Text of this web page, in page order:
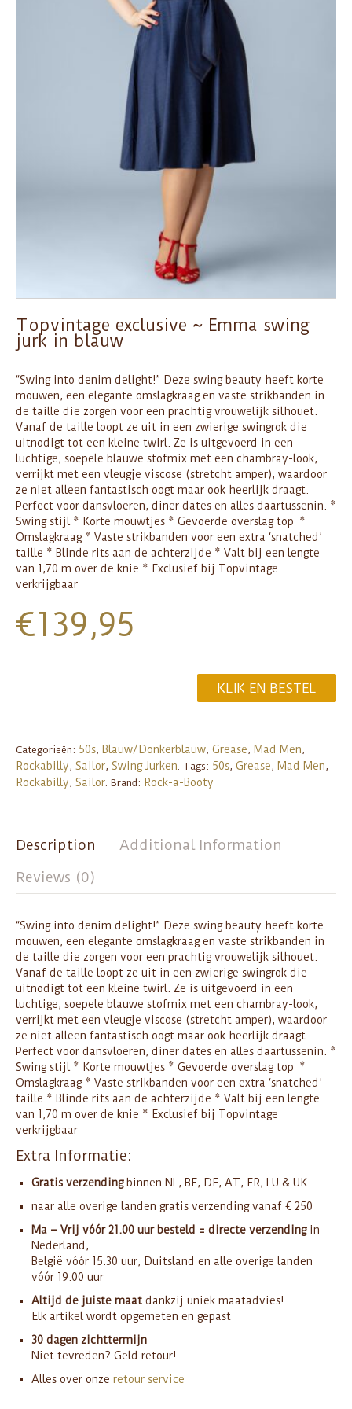
Topvintage exclusive ~ Emma swing
jurk in blauw
“Swing into denim delight!” Deze swing beauty heeft korte
mouwen, een elegante omslagkraag en vaste strikbanden in
de taille die zorgen voor een prachtig vrouwelijk silhouet.
Vanaf de taille loopt ze uit in een zwierige swingrok die
uitnodigt tot een kleine twirl. Ze is uitgevoerd in een
luchtige, soepele blauwe stofmix met een chambray-look,
verrijkt met een vleugje viscose (stretcht amper), waardoor
ze niet alleen fantastisch oogt maar ook heerlijk draagt.
Perfect voor dansvloeren, diner dates en alles daartussenin. *
Swing stijl * Korte mouwtjes * Gevoerde overslag top *
Omslagkraag * Vaste strikbanden voor een extra ‘snatched’
taille * Blinde rits aan de achterzijde * Valt bij een lengte
van 1,70 m over de knie * Exclusief bij Topvintage
verkrijgbaar
€139,95
KLIK EN BESTEL
Categorieën: 50s, Blauw/Donkerblauw, Grease, Mad Men,
Rockabilly, Sailor, Swing Jurken. Tags: 50s, Grease, Mad Men,
Rockabilly, Sailor. Brand: Rock-a-Booty
Description
Additional Information
Reviews (0)
“Swing into denim delight!” Deze swing beauty heeft korte
mouwen, een elegante omslagkraag en vaste strikbanden in
de taille die zorgen voor een prachtig vrouwelijk silhouet.
Vanaf de taille loopt ze uit in een zwierige swingrok die
uitnodigt tot een kleine twirl. Ze is uitgevoerd in een
luchtige, soepele blauwe stofmix met een chambray-look,
verrijkt met een vleugje viscose (stretcht amper), waardoor
ze niet alleen fantastisch oogt maar ook heerlijk draagt.
Perfect voor dansvloeren, diner dates en alles daartussenin. *
Swing stijl * Korte mouwtjes * Gevoerde overslag top *
Omslagkraag * Vaste strikbanden voor een extra ‘snatched’
taille * Blinde rits aan de achterzijde * Valt bij een lengte
van 1,70 m over de knie * Exclusief bij Topvintage
verkrijgbaar
Extra Informatie:
Gratis verzendingbinnen NL, BE, DE, AT, FR, LU & UK
naar alle overige landen gratis verzending vanaf € 250
Ma – Vrij vóór 21.00 uur besteld = directe verzendingin
Nederland,
België vóór 15.30 uur, Duitsland en alle overige landen
vóór 19.00 uur
Altijd de juiste maat dankzij uniek maatadvies!
Elk artikel wordt opgemeten en gepast
30 dagen zichttermijn
Niet tevreden? Geld retour!
Alles over onze retour service